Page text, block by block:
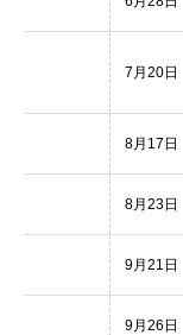
7月20日
8月17日
8月23日
9月21日
9月26日